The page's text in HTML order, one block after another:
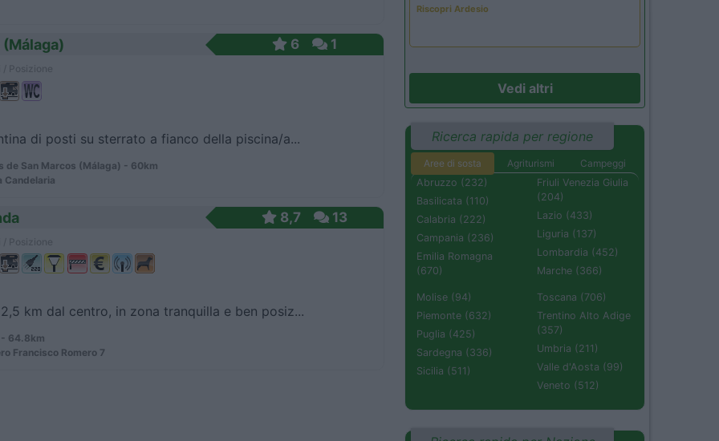
6 1
di posti su sterrato a fianco della piscina/a...
de San Marcos (Málaga) - 60km
Candelaria
8,7 13
km dal centro, in zona tranquilla e ben posiz...
64.8km
Francisco Romero 7
Riscopri Ardesio
Vedi altri
Ricerca rapida per regione
Aree di sosta Agriturismi
Campeggi
Abruzzo (232)
Basilicata (110)
Calabria (222)
Campania (236)
Emilia Romagna
(670)
Friuli Venezia Giulia
(204)
Lazio (433)
Liguria (137)
Lombardia (452)
Marche (366)
Molise (94)
Piemonte (632)
Puglia (425)
Sardegna (336)
Sicilia (511)
Toscana (706)
Trentino Alto Adige
(357)
Umbria (211)
Valle d'Aosta (99)
Veneto (512)